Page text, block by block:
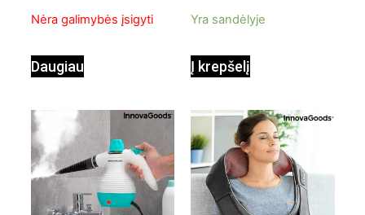
Nėra galimybės įsigyti
Daugiau
Yra sandėlyje
Į krepšelį